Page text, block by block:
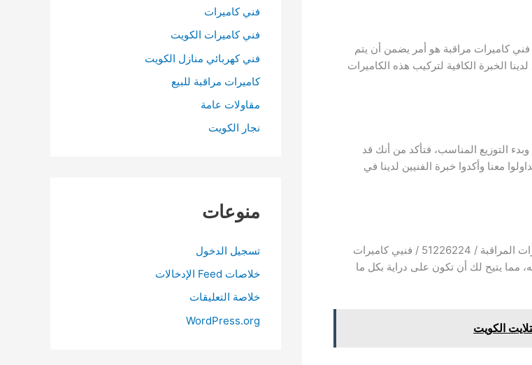
أو بدء صيانة كاميرات المراقبة / 51226224 / الكويت فني كاميرات مراقبة هو أمر يضمن أن يتم
الخبرة الكافية لتركيب هذه الكاميرات
التوزيع المناسب، فتأكد من أنك قد
معنا وأكدوا خبرة الفنيين لدينا في
لا تضيع وقتك في البحث عن كاميرات مراقبة للبيع أو البحث عن خدمات كاميرات المراقبة / 51226224 / فنيي كاميرات
مما يتيح لك أن تكون على دراية بكل ما
فني كاميرات
فني كاميرات الكويت
فني كهربائي منازل الكويت
كاميرات مراقبة للبيع
مقاولات عامة
نجار الكويت
منوعات
تسجيل الدخول
خلاصات Feed الإدخالات
خلاصة التعليقات
WordPress.org